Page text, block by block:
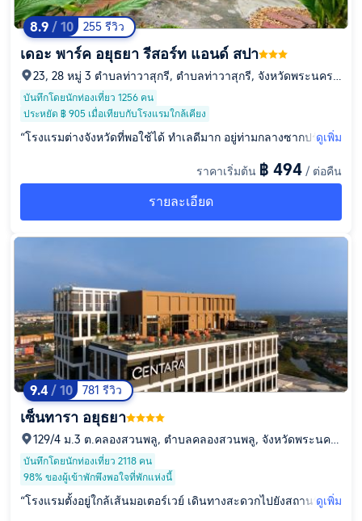
8.9 / 10 255 รีวิว
เดอะ พาร์ค อยุธยา รีสอร์ท แอนด์ สปา
23, 28 หมู่ 3 ตำบลท่าวาสุกรี, ตำบลท่าวาสุกรี, จังหวัดพระนครศ
รีอยุธยา, 13000
บันทึกโดยนักท่องเที่ยว 1256 คน
ประหยัด ฿ 905 เมื่อเทียบกับโรงแรมใกล้เคียง
“โรงแรมต่างจังหวัดที่พอใช้ได้ ทำเลดีมาก อยู่ท่ามกลางซากปรักหัก
บัว คาเฟ่ใกล้ๆ อาหารอร่อยมาก อาหารเช้า 120 บาท เราเลือกทาน
กาแฟฟรีได้ ในห้องไม่มีกาต้มน้ำ แต่เราขอแล้วเขาก็เอามาให้ บริเว
ดูเพิ่ม
ราคาเริ่มต้น ฿ 494 / ต่อคืน
รายละเอียด
9.4 / 10 781 รีวิว
เซ็นทารา อยุธยา
129/4 ม.3 ต.คลองสวนพลู, ตำบลคลองสวนพลู, จังหวัดพระนคร
ศรีอยุธยา, 13000
บันทึกโดยนักท่องเที่ยว 2118 คน
98% ของผู้เข้าพักพึงพอใจที่พักแห่งนี้
“โรงแรมตั้งอยู่ใกล้เส้นมอเตอร์เวย์ เดินทางสะดวกไปยังสถานที่ต่าง
ดูเพิ่ม